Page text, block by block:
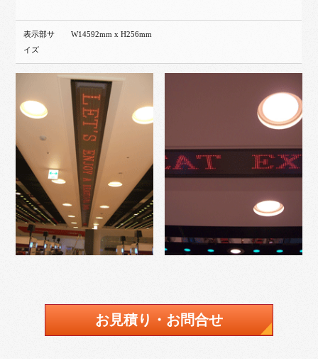
表示部サ
イズ
W14592mm x H256mm
お見積り・お問合せ